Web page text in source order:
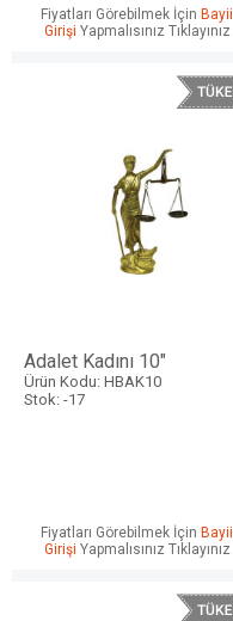
Fiyatları Görebilmek İçin Bayii
Girişi Yapmalısınız Tıklayınız
Adalet Kadını 10"
Ürün Kodu: HBAK10
Stok: -17
Fiyatları Görebilmek İçin Bayii
Girişi Yapmalısınız Tıklayınız